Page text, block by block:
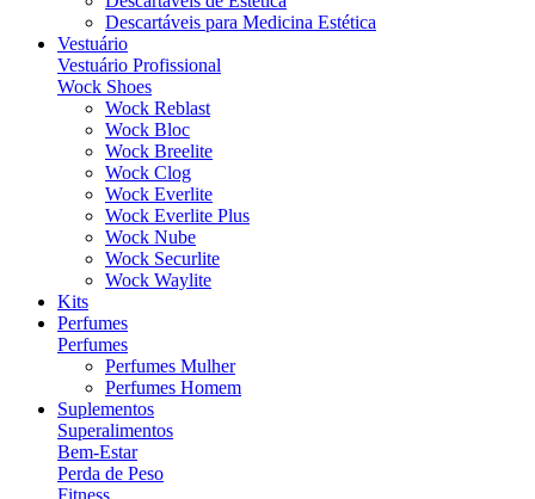
Descartáveis para Medicina Estética
Vestuário
Vestuário Profissional
Wock Shoes
Wock Reblast
Wock Bloc
Wock Breelite
Wock Clog
Wock Everlite
Wock Everlite Plus
Wock Nube
Wock Securlite
Wock Waylite
Kits
Perfumes
Perfumes
Perfumes Mulher
Perfumes Homem
Suplementos
Superalimentos
Bem-Estar
Perda de Peso
Fitness